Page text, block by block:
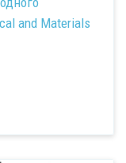
and Materials